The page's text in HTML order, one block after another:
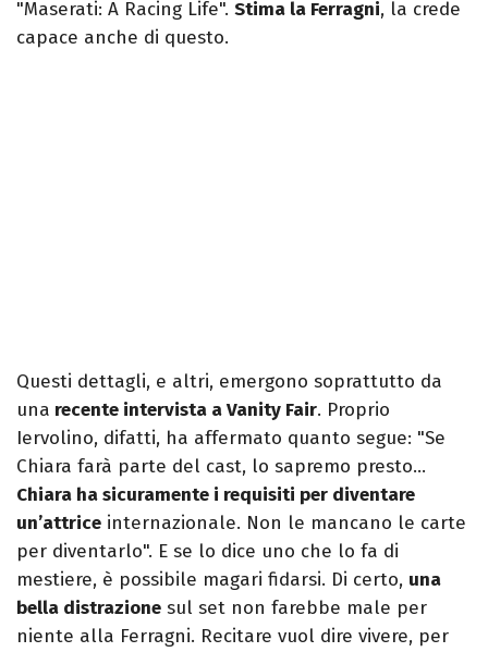
"Maserati: A Racing Life". Stima la Ferragni, la crede
capace anche di questo.
Questi dettagli, e altri, emergono soprattutto da
una recente intervista a Vanity Fair. Proprio
Iervolino, difatti, ha affermato quanto segue: "Se
Chiara farà parte del cast, lo sapremo presto…
Chiara ha sicuramente i requisiti per diventare
un’attrice internazionale. Non le mancano le carte
per diventarlo". E se lo dice uno che lo fa di
mestiere, è possibile magari fidarsi. Di certo, una
bella distrazione sul set non farebbe male per
niente alla Ferragni. Recitare vuol dire vivere, per